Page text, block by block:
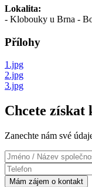
Lokalita:
- Klobouky u Brna -
Přílohy
1.jpg
2.jpg
3.jpg
Chcete získat
Zanechte nám své